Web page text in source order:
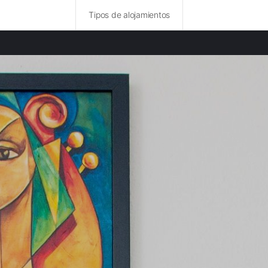
Tipos de alojamientos